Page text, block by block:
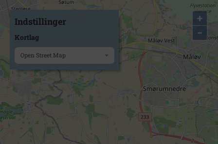
+
−
Indstillinger
Kortlag
Open Street Map